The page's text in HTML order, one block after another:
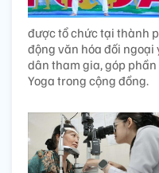
được tổ chức tại thành
động văn hóa đối
dân tham gia, góp
Yoga trong cộng đồng.